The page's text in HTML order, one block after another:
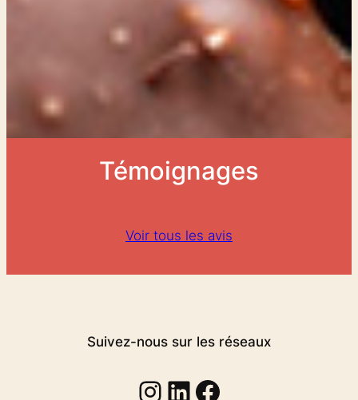
Témoignages
Voir tous les avis
Suivez-nous sur les réseaux
Instagram
Linkedin
Facebook